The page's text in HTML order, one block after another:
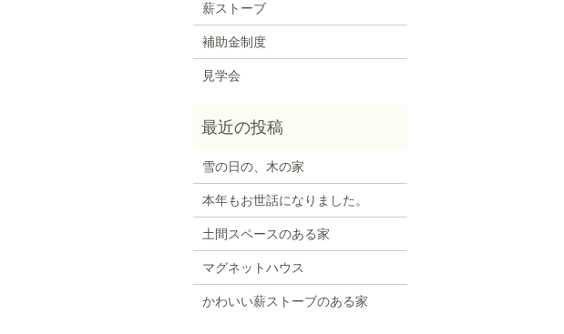
薪ストーブ
補助金制度
見学会
雪の日の、木の家
本年もお世話になりました。
土間スペースのある家
マグネットハウス
かわいい薪ストーブのある家